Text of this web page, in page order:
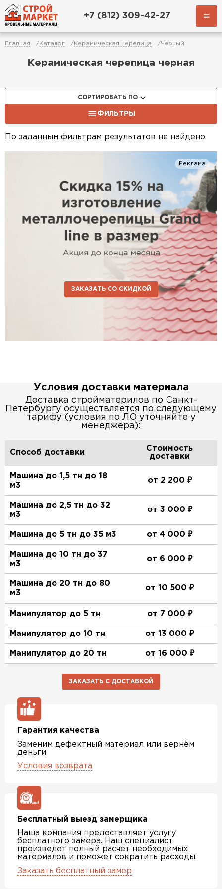
+7 (812) 309-42-27
Главная Каталог Керамическая черепица Черный
Керамическая черепица черная
СОРТИРОВАТЬ ПО
ФИЛЬТРЫ
По заданным фильтрам результатов не найдено
Реклама
ЗАКАЗАТЬ СО СКИДКОЙ
Условия доставки материала
Доставка стройматерилов по Санкт-
Петербургу осуществляется по следующему
тарифу (условия по ЛО уточняйте у
менеджера):
Способ доставки
Стоимость
доставки
Машина до 1,5 тн до 18
м3
от 2 200 ₽
Машина до 2,5 тн до 32
м3
от 3 000 ₽
Машина до 5 тн до 35 м3 от 4 000 ₽
Машина до 10 тн до 37
м3
от 6 000 ₽
Машина до 20 тн до 80
м3
от 10 500 ₽
Манипулятор до 5 тн от 7 000 ₽
Манипулятор до 10 тн от 13 000 ₽
Манипулятор до 20 тн от 16 000 ₽
ЗАКАЗАТЬ С ДОСТАВКОЙ
Гарантия качества
Заменим дефектный материал или вернём
деньги
Условия возврата
Бесплатный выезд замерщика
Наша компания предоставляет услугу
бесплатного замера. Наш специалист
произведет полный расчет необходимых
материалов и поможет сократить расходы.
Заказать бесплатный замер